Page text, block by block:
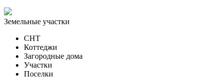
Земельные участки
СНТ
Коттеджи
Загородные дома
Участки
Поселки